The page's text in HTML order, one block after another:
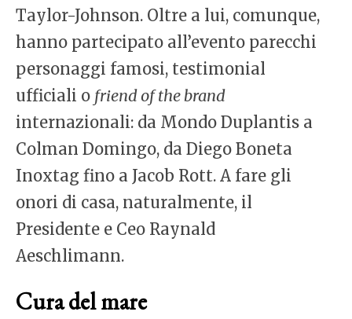
Taylor-Johnson. Oltre a lui, comunque,
hanno partecipato all’evento parecchi
personaggi famosi, testimonial
ufficiali o friend of the brand
internazionali: da Mondo Duplantis a
Colman Domingo, da Diego Boneta
Inoxtag fino a Jacob Rott. A fare gli
onori di casa, naturalmente, il
Presidente e Ceo Raynald
Aeschlimann.
Cura del mare